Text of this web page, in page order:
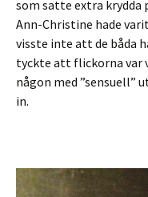
som satte extra
Ann-Christine hade
visste inte att de båda
tyckte att flickorna var
någon med ”sensuell”
in.